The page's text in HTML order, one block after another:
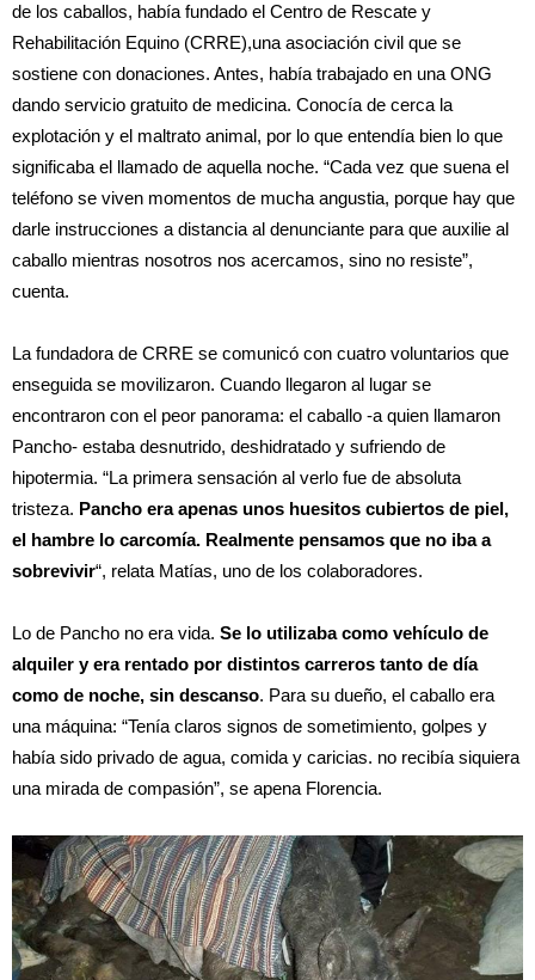
de los caballos, había fundado el Centro de Rescate y
Rehabilitación Equino (CRRE),una asociación civil que se
sostiene con donaciones. Antes, había trabajado en una ONG
dando servicio gratuito de medicina. Conocía de cerca la
explotación y el maltrato animal, por lo que entendía bien lo que
significaba el llamado de aquella noche. “Cada vez que suena el
teléfono se viven momentos de mucha angustia, porque hay que
darle instrucciones a distancia al denunciante para que auxilie al
caballo mientras nosotros nos acercamos, sino no resiste”,
cuenta.
La fundadora de CRRE se comunicó con cuatro voluntarios que
enseguida se movilizaron. Cuando llegaron al lugar se
encontraron con el peor panorama: el caballo -a quien llamaron
Pancho- estaba desnutrido, deshidratado y sufriendo de
hipotermia. “La primera sensación al verlo fue de absoluta
tristeza. Pancho era apenas unos huesitos cubiertos de piel,
el hambre lo carcomía. Realmente pensamos que no iba a
sobrevivir“, relata Matías, uno de los colaboradores.
Lo de Pancho no era vida. Se lo utilizaba como vehículo de
alquiler y era rentado por distintos carreros tanto de día
como de noche, sin descanso. Para su dueño, el caballo era
una máquina: “Tenía claros signos de sometimiento, golpes y
había sido privado de agua, comida y caricias. no recibía siquiera
una mirada de compasión”, se apena Florencia.